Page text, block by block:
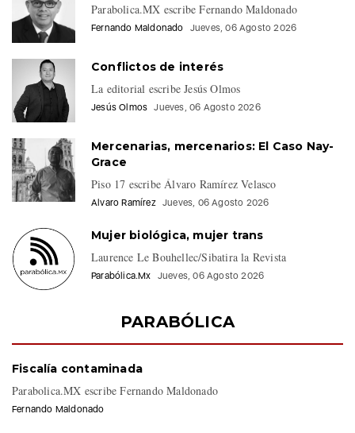
Parabolica.MX escribe Fernando Maldonado
Fernando Maldonado Jueves, 06 Agosto 2026
Conflictos de interés
La editorial escribe Jesús Olmos
Jesús Olmos Jueves, 06 Agosto 2026
Mercenarias, mercenarios: El Caso Nay-
Grace
Piso 17 escribe Álvaro Ramírez Velasco
Alvaro Ramírez Jueves, 06 Agosto 2026
Mujer biológica, mujer trans
Laurence Le Bouhellec/Sibatira la Revista
Parabólica.Mx Jueves, 06 Agosto 2026
PARABÓLICA
Fiscalía contaminada
Parabolica.MX escribe Fernando Maldonado
Fernando Maldonado